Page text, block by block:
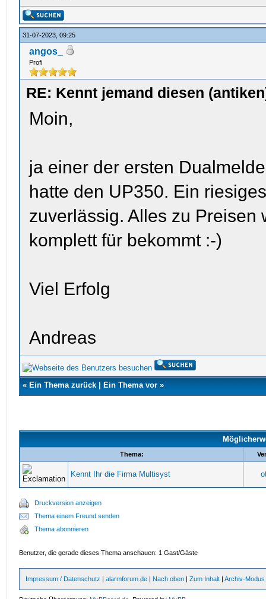
31-07-2023, 09:25
angos_
Profi
RE: Kennt jemand diesen
Moin,
ja einer der ersten
hatte den UP350. Ein
zuverlässig. Alles zu
komplett für bekommt :-)
Viel Erfolg
Andreas
« Ein Thema zurück| Ein Thema vor »
Thema:
Kennt Ihr die Firma Multisyst
Druckversion anzeigen
Thema einem Freund senden
Thema abonnieren
Benutzer, die gerade dieses Thema anschauen: 1 Gast/Gäste
Impressum / Datenschutz |alarmforum.de | Nach oben |Zum Inhalt |Archiv-Modus